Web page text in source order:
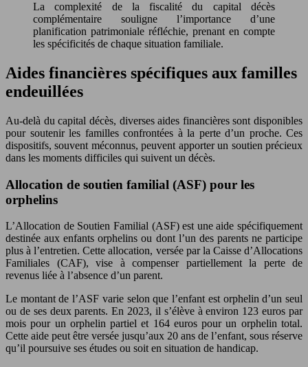
La complexité de la fiscalité du capital décès
complémentaire souligne l’importance d’une
planification patrimoniale réfléchie, prenant en compte
les spécificités de chaque situation familiale.
Aides financières spécifiques aux familles
endeuillées
Au-delà du capital décès, diverses aides financières sont disponibles
pour soutenir les familles confrontées à la perte d’un proche. Ces
dispositifs, souvent méconnus, peuvent apporter un soutien précieux
dans les moments difficiles qui suivent un décès.
Allocation de soutien familial (ASF) pour les
orphelins
L’Allocation de Soutien Familial (ASF) est une aide spécifiquement
destinée aux enfants orphelins ou dont l’un des parents ne participe
plus à l’entretien. Cette allocation, versée par la Caisse d’Allocations
Familiales (CAF), vise à compenser partiellement la perte de
revenus liée à l’absence d’un parent.
Le montant de l’ASF varie selon que l’enfant est orphelin d’un seul
ou de ses deux parents. En 2023, il s’élève à environ 123 euros par
mois pour un orphelin partiel et 164 euros pour un orphelin total.
Cette aide peut être versée jusqu’aux 20 ans de l’enfant, sous réserve
qu’il poursuive ses études ou soit en situation de handicap.